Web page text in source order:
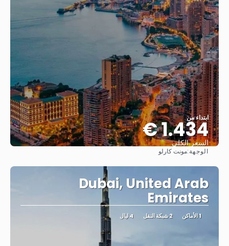
ابتداء من
1.434 €
السعر الكلي
الوجهة:مونت كارلو
Dubai, United Arab
Emirates
1 الأماكن 2 شبكة النقل 4 ليال